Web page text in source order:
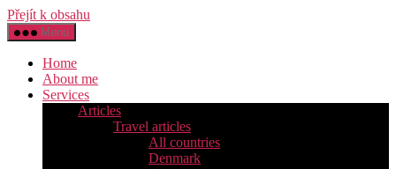
Přejít k obsahu
Menu
Home
About me
Services
Articles
Travel articles
All countries
Denmark